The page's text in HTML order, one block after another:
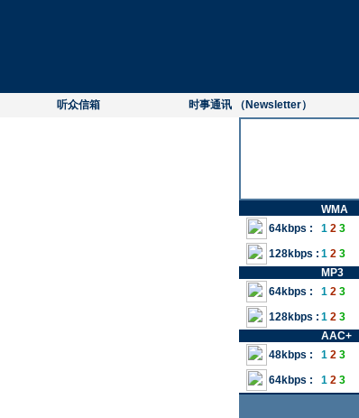
听众信箱
时事通讯 （Newsletter）
WMA
64kbps :
1 2 3
128kbps : 1 2 3
MP3
64kbps :
1 2 3
128kbps : 1 2 3
AAC+
48kbps :
1 2 3
64kbps :
1 2 3